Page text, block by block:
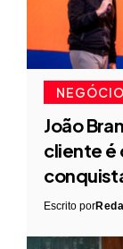
João
cliente é
Escrito por